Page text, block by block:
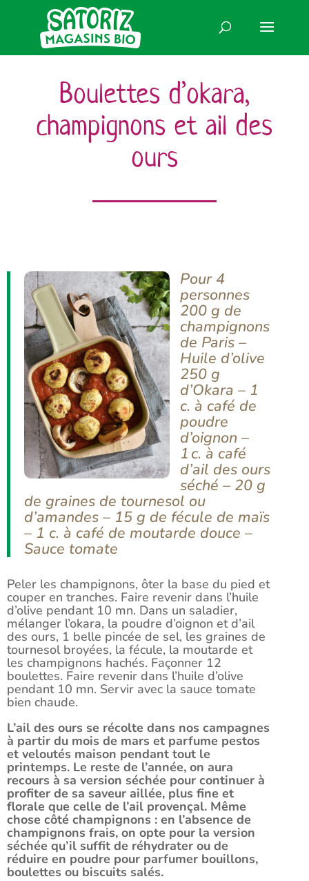
Boulettes d’okara,
champignons et ail des
ours
Pour 4
personnes
200 g de
champignons
de Paris –
Huile d’olive
250 g
d’Okara – 1
c. à café de
poudre
d’oignon –
1 c. à café
d’ail des ours
séché – 20 g
de graines de tournesol ou
d’amandes – 15 g de fécule de maïs
– 1 c. à café de moutarde douce –
Sauce tomate
Peler les champignons, ôter la base du pied et
couper en tranches. Faire revenir dans l’huile
d’olive pendant 10 mn. Dans un saladier,
mélanger l’okara, la poudre d’oignon et d’ail
des ours, 1 belle pincée de sel, les graines de
tournesol broyées, la fécule, la moutarde et
les champignons hachés. Façonner 12
boulettes. Faire revenir dans l’huile d’olive
pendant 10 mn. Servir avec la sauce tomate
bien chaude.
L’ail des ours se récolte dans nos campagnes
à partir du mois de mars et parfume pestos
et veloutés maison pendant tout le
printemps. Le reste de l’année, on aura
recours à sa version séchée pour continuer à
profiter de sa saveur aillée, plus fine et
florale que celle de l’ail provençal. Même
chose côté champignons : en l’absence de
champignons frais, on opte pour la version
séchée qu’il suffit de réhydrater ou de
réduire en poudre pour parfumer bouillons,
boulettes ou biscuits salés.